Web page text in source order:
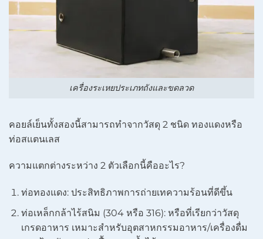
เครื่องระเหยประเภทถังและขดลวด
คอยล์เย็นทั้งสองนี้สามารถทำจากวัสดุ 2 ชนิด ทองแดงหรือ
ท่อสแตนเลส
ความแตกต่างระหว่าง 2 ตัวเลือกนี้คืออะไร?
ท่อทองแดง: ประสิทธิภาพการถ่ายเทความร้อนที่ดีขึ้น
ท่อเหล็กกล้าไร้สนิม (304 หรือ 316): หรือที่เรียกว่าวัสดุ
เกรดอาหาร เหมาะสำหรับอุตสาหกรรมอาหาร/เครื่องดื่ม